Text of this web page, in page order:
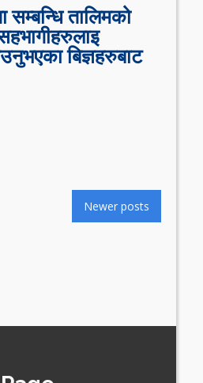
तालिमको
बिज्ञहरुबाट
Newer posts